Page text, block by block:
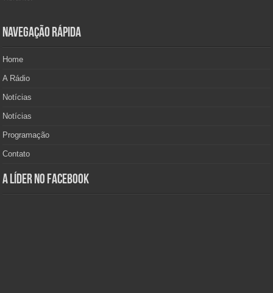
Navegação Rápida
Home
A Rádio
Notícias
Notícias
Programação
Contato
A Líder no Facebook